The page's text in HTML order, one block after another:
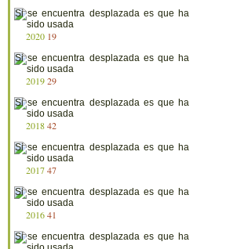
2020 19
201929
201842
201747
201641